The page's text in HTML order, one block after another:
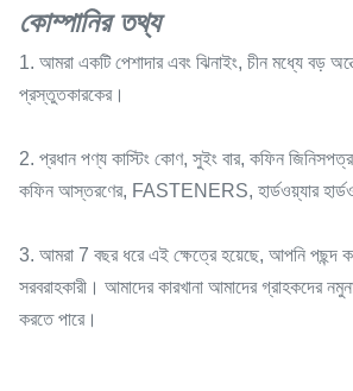
কোম্পানির তথ্য
1. আমরা একটি পেশাদার এবং ঝিনাইং, চীন মধ্যে বড়
প্রস্তুতকারকের।
2. প্রধান পণ্য কাস্টিং কোণ, সুইং বার, কফিন
কফিন আস্তরণের, FASTENERS, হার্ডওয়্যার
3. আমরা 7 বছর ধরে এই ক্ষেত্রে হয়েছে, আপনি পছন্দ
সরবরাহকারী। আমাদের কারখানা আমাদের গ্রাহকদের
করতে পারে।